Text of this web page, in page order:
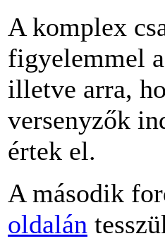
A komplex
figyelemmel
illetve arra,
versenyzők
értek el.
A második
oldalán